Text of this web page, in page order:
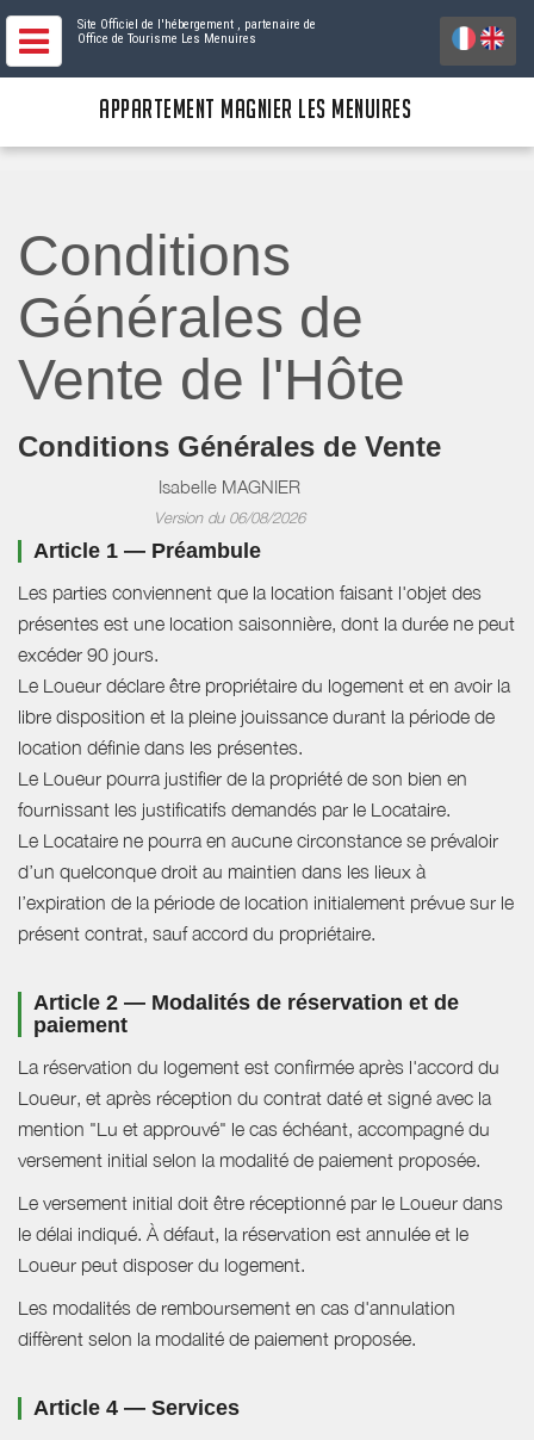
Site Officiel de l'hébergement , partenaire de
Office de Tourisme Les Menuires
APPARTEMENT MAGNIER LES MENUIRES
Conditions
Générales de
Vente de l'Hôte
Conditions Générales de Vente
Isabelle MAGNIER
Version du 06/08/2026
Article 1 — Préambule
Les parties conviennent que la location faisant l'objet des
présentes est une location saisonnière, dont la durée ne peut
excéder 90 jours.
Le Loueur déclare être propriétaire du logement et en avoir la
libre disposition et la pleine jouissance durant la période de
location définie dans les présentes.
Le Loueur pourra justifier de la propriété de son bien en
fournissant les justificatifs demandés par le Locataire.
Le Locataire ne pourra en aucune circonstance se prévaloir
d’un quelconque droit au maintien dans les lieux à
l’expiration de la période de location initialement prévue sur le
présent contrat, sauf accord du propriétaire.
Article 2 — Modalités de réservation et de
paiement
La réservation du logement est confirmée après l'accord du
Loueur, et après réception du contrat daté et signé avec la
mention "Lu et approuvé" le cas échéant, accompagné du
versement initial selon la modalité de paiement proposée.
Le versement initial doit être réceptionné par le Loueur dans
le délai indiqué. À défaut, la réservation est annulée et le
Loueur peut disposer du logement.
Les modalités de remboursement en cas d'annulation
diffèrent selon la modalité de paiement proposée.
Article 4 — Services